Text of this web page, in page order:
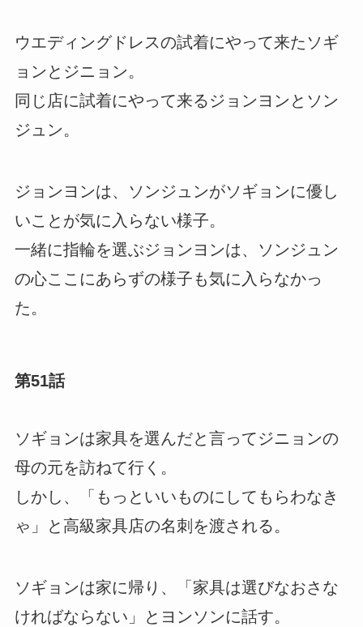
ウエディングドレスの試着にやって来たソギ
ョンとジニョン。
同じ店に試着にやって来るジョンヨンとソン
ジュン。
ジョンヨンは、ソンジュンがソギョンに優し
いことが気に入らない様子。
一緒に指輪を選ぶジョンヨンは、ソンジュン
の心ここにあらずの様子も気に入らなかっ
た。
第51話
ソギョンは家具を選んだと言ってジニョンの
母の元を訪ねて行く。
しかし、「もっといいものにしてもらわなき
ゃ」と高級家具店の名刺を渡される。
ソギョンは家に帰り、「家具は選びなおさな
ければならない」とヨンソンに話す。